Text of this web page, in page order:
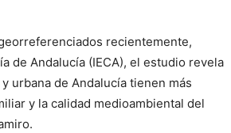
recientemente,
de Andalucía (IECA), el estudio revela
urbana de Andalucía tienen más
y la calidad medioambiental del